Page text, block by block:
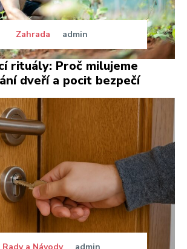
Zahrada admin
rituály: Proč milujeme
dveří a pocit bezpečí